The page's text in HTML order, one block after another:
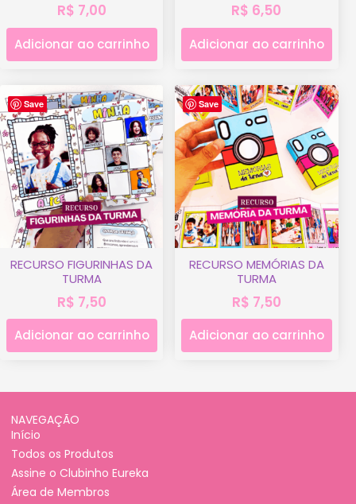
R$ 7,00
Adicionar ao carrinho
R$ 6,50
Adicionar ao carrinho
Save
RECURSO FIGURINHAS DA
TURMA
R$ 7,50
Adicionar ao carrinho
Save
RECURSO MEMÓRIAS DA
TURMA
R$ 7,50
Adicionar ao carrinho
NAVEGAÇÃO
Início
Todos os Produtos
Assine o Clubinho Eureka
Área de Membros